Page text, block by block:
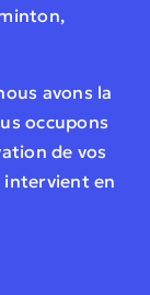
avons la
occupons
de vos
intervient en